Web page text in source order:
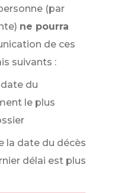
(par
ne pourra
de ces
suivants :
du
le plus
la date du décès
délai est plus